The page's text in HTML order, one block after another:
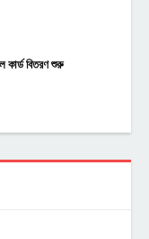
কার্ড বিতরণ শুরু